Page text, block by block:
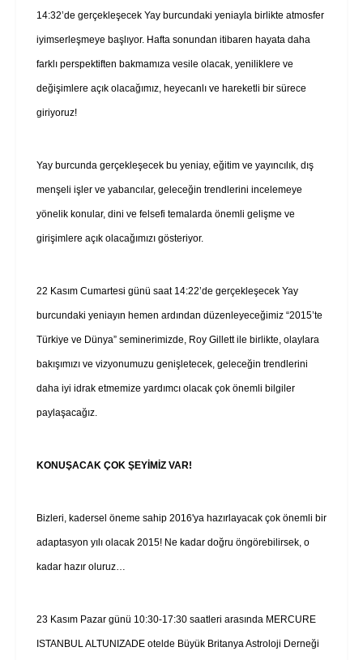
14:32’de gerçekleşecek Yay burcundaki yeniayla birlikte atmosfer
iyimserleşmeye başlıyor. Hafta sonundan itibaren hayata daha
farklı perspektiften bakmamıza vesile olacak, yeniliklere ve
değişimlere açık olacağımız, heyecanlı ve hareketli bir sürece
giriyoruz!
Yay burcunda gerçekleşecek bu yeniay, eğitim ve yayıncılık, dış
menşeli işler ve yabancılar, geleceğin trendlerini incelemeye
yönelik konular, dini ve felsefi temalarda önemli gelişme ve
girişimlere açık olacağımızı gösteriyor.
22 Kasım Cumartesi günü saat 14:22’de gerçekleşecek Yay
burcundaki yeniayın hemen ardından düzenleyeceğimiz “2015’te
Türkiye ve Dünya” seminerimizde, Roy Gillett ile birlikte, olaylara
bakışımızı ve vizyonumuzu genişletecek, geleceğin trendlerini
daha iyi idrak etmemize yardımcı olacak çok önemli bilgiler
paylaşacağız.
KONUŞACAK ÇOK ŞEYİMİZ VAR!
Bizleri, kadersel öneme sahip 2016'ya hazırlayacak çok önemli bir
adaptasyon yılı olacak 2015! Ne kadar doğru öngörebilirsek, o
kadar hazır oluruz…
23 Kasım Pazar günü 10:30-17:30 saatleri arasında MERCURE
ISTANBUL ALTUNIZADE otelde Büyük Britanya Astroloji Derneği